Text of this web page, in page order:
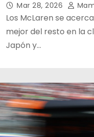
Mar 28, 2026
Los McLaren se
mejor del resto en la
Japón y…